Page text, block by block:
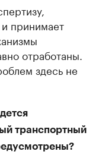
принимает
отработаны.
здесь не
транспортный